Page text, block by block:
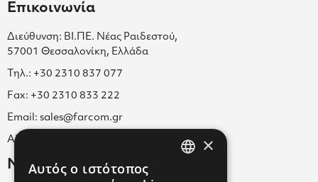
Επικοινωνία
Διεύθυνση: ΒΙ.ΠΕ. Νέας Ραιδεστού,
57001 Θεσσαλονίκη, Ελλάδα
Τηλ.: +30 2310 837 077
Fax: +30 2310 833 222
Email: sales@farcom.gr
ΑΡ.Γ.Ε.ΜΗ. 038365205000
Newsletter
×
Αυτός ο ιστότοπος